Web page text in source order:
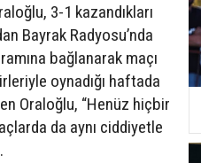
3-1 kazandıkları
Bayrak Radyosu’nda
bağlanarak maçı
oynadığı haftada
Oraloğlu, “Henüz hiçbir
da aynı ciddiyetle